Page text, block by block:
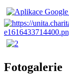
Fotogalerie